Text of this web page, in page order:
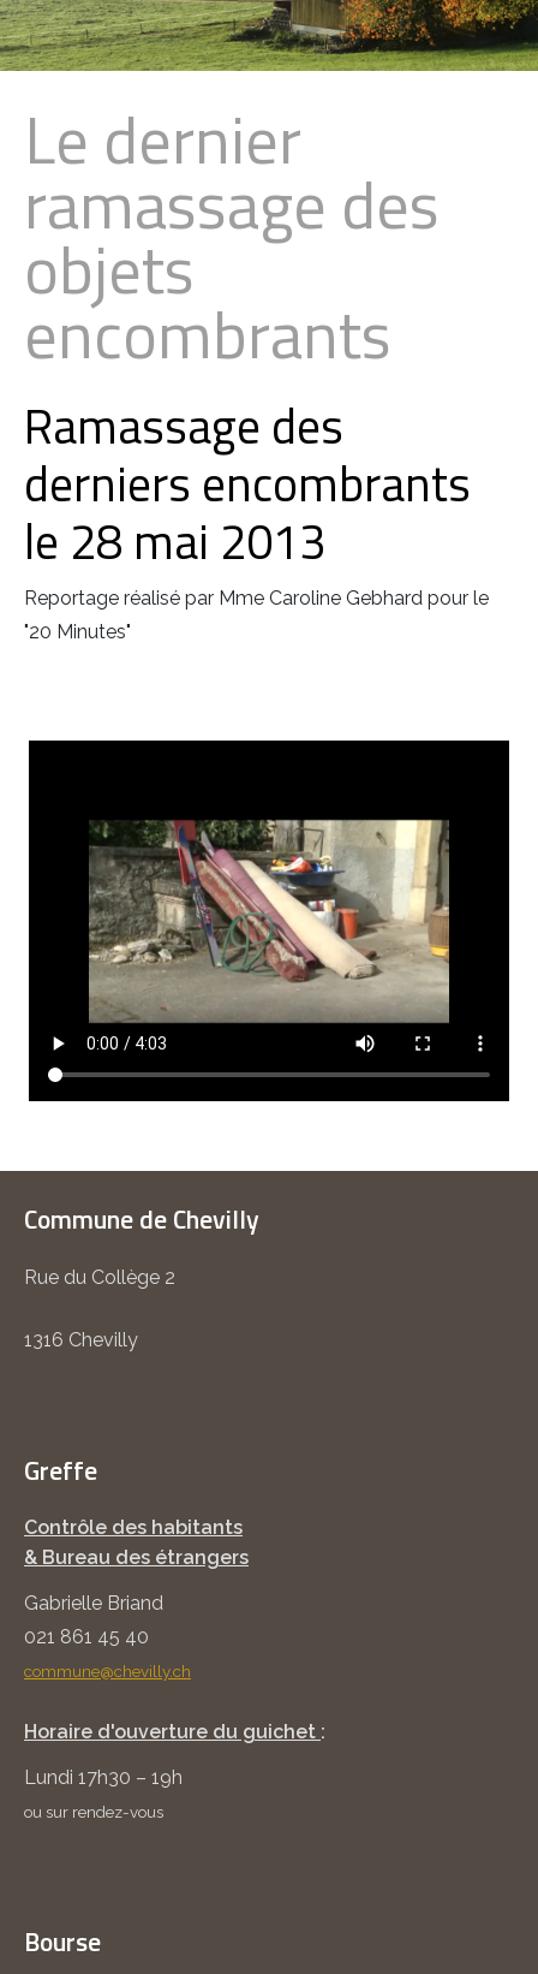
Le dernier
ramassage des
objets
encombrants
Ramassage des
derniers encombrants
le 28 mai 2013
Reportage réalisé par Mme Caroline Gebhard pour le
"20 Minutes"
Commune de Chevilly
Rue du Collège 2
1316 Chevilly
Greffe
Contrôle des habitants
& Bureau des étrangers
Gabrielle Briand
021 861 45 40
commune@chevilly.ch
Horaire d'ouverture du guichet :
Lundi 17h30 – 19h
ou sur rendez-vous
Bourse
Sign in with a passkey
Connexion